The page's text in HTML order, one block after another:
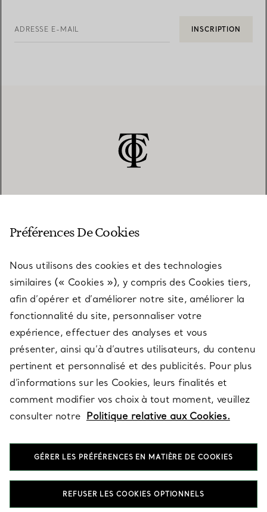
ADRESSE E-MAIL INSCRIPTION
SERVICES
À PROPOS
QUESTIONS LÉGALES
SUIVEZ-NOUS
T&Co. 2026
Préférences De Cookies
Nous utilisons des cookies et des technologies
similaires (« Cookies »), y compris des Cookies tiers,
afin d’opérer et d’améliorer notre site, améliorer la
fonctionnalité du site, personnaliser votre
expérience, effectuer des analyses et vous
présenter, ainsi qu’à d’autres utilisateurs, du contenu
pertinent et personnalisé et des publicités. Pour plus
d’informations sur les Cookies, leurs finalités et
comment modifier vos choix à tout moment, veuillez
consulter notre Politique relative aux Cookies.
GÉRER LES PRÉFÉRENCES EN MATIÈRE DE COOKIES
REFUSER LES COOKIES OPTIONNELS